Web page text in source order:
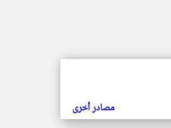
مصادر أخرى